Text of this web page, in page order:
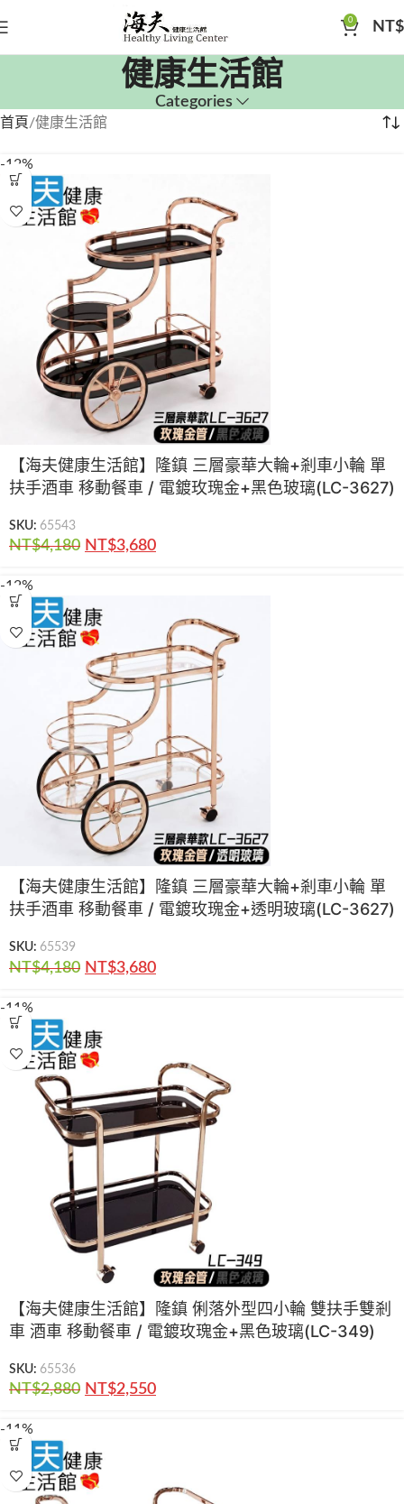
0 NT$
健康生活館
Categories
首頁 健康生活館
-12%
【海夫健康生活館】隆鎮 三層豪華大輪+剎車小輪 單
扶手酒車 移動餐車 / 電鍍玫瑰金+黑色玻璃(LC-3627)
SKU: 65543
NT$4,180 NT$3,680
-12%
【海夫健康生活館】隆鎮 三層豪華大輪+剎車小輪 單
扶手酒車 移動餐車 / 電鍍玫瑰金+透明玻璃(LC-3627)
SKU: 65539
NT$4,180 NT$3,680
-11%
【海夫健康生活館】隆鎮 俐落外型四小輪 雙扶手雙剎
車 酒車 移動餐車 / 電鍍玫瑰金+黑色玻璃(LC-349)
SKU: 65536
NT$2,880 NT$2,550
-11%